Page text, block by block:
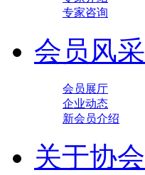
专家咨询
会员风采
会员展厅
企业动态
新会员介绍
关于协会